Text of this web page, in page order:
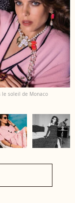
le soleil de Monaco